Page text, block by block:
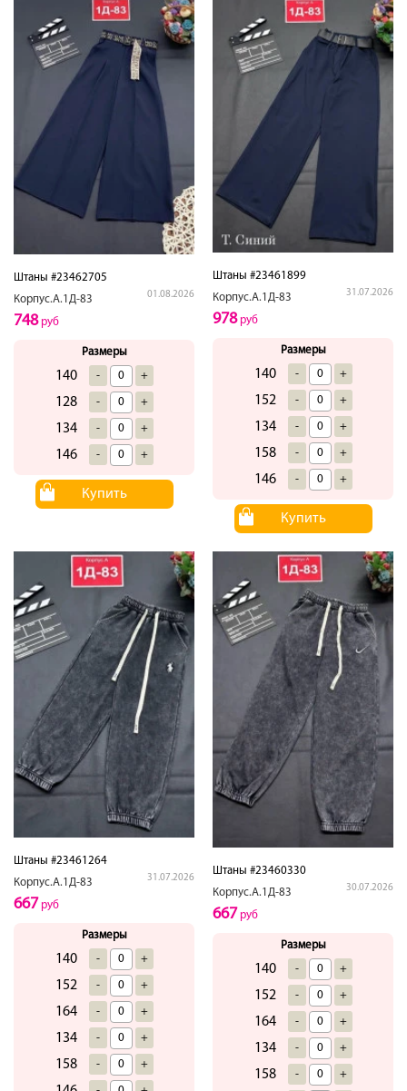
Штаны #23462705
Корпус.А.1Д-83
01.08.2026
748руб
Размеры
140 - +
128 - +
134 - +
146 - +
Купить
Штаны #23461899
Корпус.А.1Д-83
31.07.2026
978руб
Размеры
140 - +
152 - +
134 - +
158 - +
146 - +
Купить
Штаны #23461264
Корпус.А.1Д-83
31.07.2026
667 руб
Размеры
140 - +
152 - +
164 - +
134 - +
158 - +
Штаны #23460330
Корпус.А.1Д-83
30.07.2026
667 руб
Размеры
140 - +
152 - +
164 - +
134 - +
158 - +